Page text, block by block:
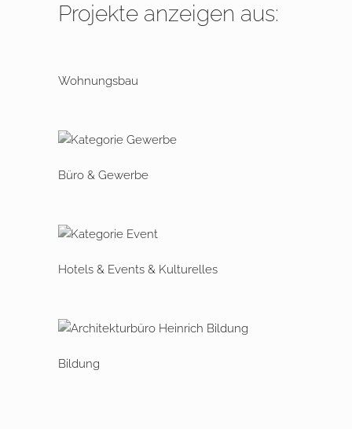
Projekte anzeigen aus:
Wohnungsbau
Büro & Gewerbe
Hotels & Events & Kulturelles
Bildung